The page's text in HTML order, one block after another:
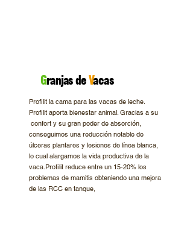
Granjas deVacas
Profilit la cama para las vacas de leche.
Profilit aporta bienestar animal. Gracias a su
confort y su gran poder de absorción,
conseguimos una reducción notable de
úlceras plantares y lesiones de línea blanca,
lo cual alargamos la vida productiva de la
vaca.Profilit reduce entre un 15-20% los
problemas de mamitis obteniendo una mejora
de las RCC en tanque,